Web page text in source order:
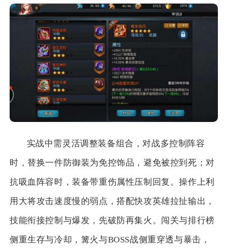
实战中需灵活调整装备组合，对战多控制阵容
时，替换一件防御装为免控饰品，避免被控到死；对
抗吸血阵容时，装备带重伤属性压制回复。操作上利
用大将攻击速度慢的弱点，搭配快攻英雄拉扯输出，
技能衔接控制与爆发，先破防再集火。闯关与排行榜
侧重生存与冷却，篝火与BOSS战侧重穿透与暴击，